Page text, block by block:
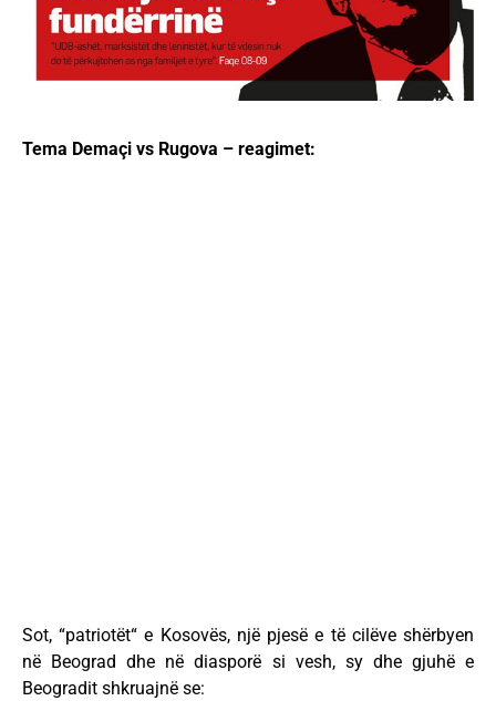
Tema Demaçi vs Rugova – reagimet:
Sot, “patriotët“ e Kosovës, një pjesë e të cilëve shërbyen
në Beograd dhe në diasporë si vesh, sy dhe gjuhë e
Beogradit shkruajnë se: